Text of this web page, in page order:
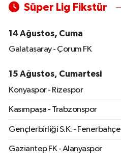
Süper Lig Fikstür
14 Ağustos, Cuma
Galatasaray - Çorum FK
15 Ağustos, Cumartesi
Konyaspor - Rizespor
Kasımpaşa - Trabzonspor
Gençlerbirliği S.K. - Fenerbahçe
Gaziantep FK - Alanyaspor